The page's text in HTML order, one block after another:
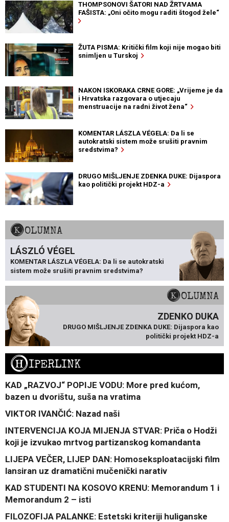
THOMPSONOVI ŠATORI NAD ŽRTVAMA
FAŠISTA: „Oni očito mogu raditi štogod žele“
ŽUTA PISMA: Kritički film koji nije mogao biti
snimljen u Turskoj
NAKON ISKORAKA CRNE GORE: „Vrijeme je da
i Hrvatska razgovara o utjecaju
menstruacije na radni život žena“
KOMENTAR LÁSZLA VÉGELA: Da li se
autokratski sistem može srušiti pravnim
sredstvima?
DRUGO MIŠLJENJE ZDENKA DUKE: Dijaspora
kao politički projekt HDZ-a
KOLUMNA
LÁSZLÓ VÉGEL
KOMENTAR LÁSZLA VÉGELA: Da li se autokratski
sistem može srušiti pravnim sredstvima?
KOLUMNA
ZDENKO DUKA
DRUGO MIŠLJENJE ZDENKA DUKE: Dijaspora kao
politički projekt HDZ-a
HIPERLINK
KAD „RAZVOJ“ POPIJE VODU: More pred kućom,
bazen u dvorištu, suša na vratima
VIKTOR IVANČIĆ: Nazad naši
INTERVENCIJA KOJA MIJENJA STVAR: Priča o Hodži
koji je izvukao mrtvog partizanskog komandanta
LIJEPA VEČER, LIJEP DAN: Homoseksploatacijski film
lansiran uz dramatični mučenički narativ
KAD STUDENTI NA KOSOVO KRENU: Memorandum 1 i
Memorandum 2 – isti
FILOZOFIJA PALANKE: Estetski kriteriji huliganske